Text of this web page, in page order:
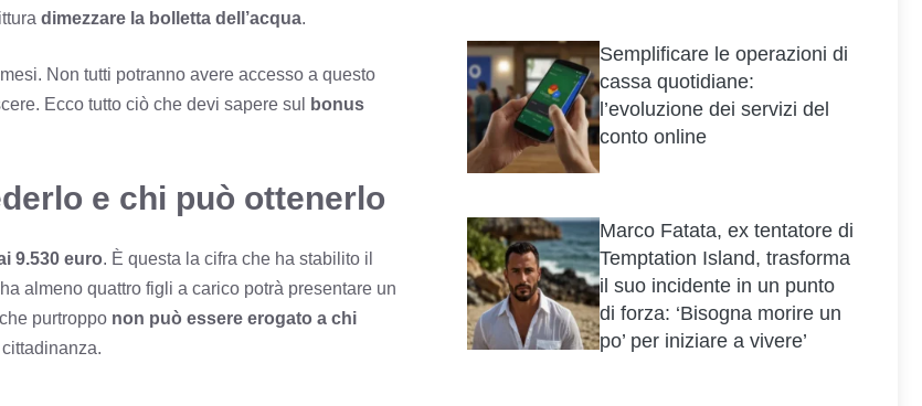
dimezzare la bolletta dell’acqua.
Non tutti potranno avere accesso a questo
Ecco tutto ciò che devi sapere sul
bonus
e chi può ottenerlo
9.530 euro. È questa la cifra che ha stabilito il
almeno quattro figli a carico potrà presentare un
purtroppo non può essere erogato a chi
Semplificare le operazioni di
cassa quotidiane:
l’evoluzione dei servizi del
conto online
Marco Fatata, ex tentatore di
Temptation Island, trasforma
il suo incidente in un punto
di forza: ‘Bisogna morire un
po’ per iniziare a vivere’